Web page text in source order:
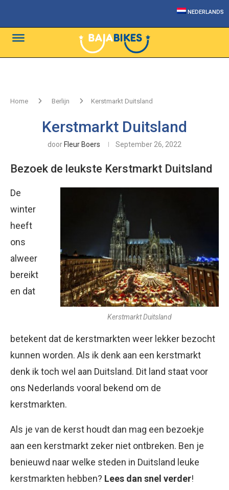
NEDERLANDS
Home Berlijn Kerstmarkt Duitsland
Kerstmarkt Duitsland
door Fleur Boers September 26, 2022
Bezoek de leukste Kerstmarkt Duitsland
Kerstmarkt Duitsland
De
winter
heeft
ons
alweer
bereikt
en dat
betekent dat de kerstmarkten weer lekker bezocht
kunnen worden. Als ik denk aan een kerstmarkt
denk ik toch wel aan Duitsland. Dit land staat voor
ons Nederlands vooral bekend om de
kerstmarkten.
Als je van de kerst houdt dan mag een bezoekje
aan een kerstmarkt zeker niet ontbreken. Ben je
benieuwd naar welke steden in Duitsland leuke
kerstmarkten hebben? Lees dan snel verder!